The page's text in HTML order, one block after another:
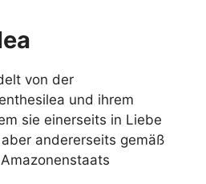
von der
und ihrem
sie einerseits in Liebe
andererseits gemäß